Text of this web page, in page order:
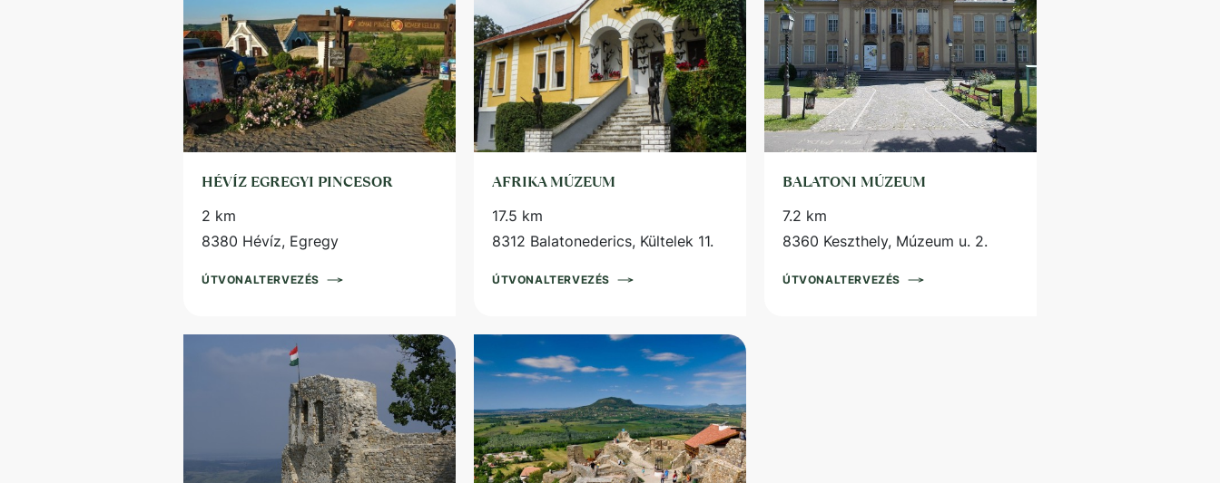
HÉVÍZ EGREGYI PINCESOR
2 km
8380 Hévíz, Egregy
ÚTVONALTERVEZÉS
AFRIKA MÚZEUM
17.5 km
8312 Balatonederics, Kültelek 11.
ÚTVONALTERVEZÉS
BALATONI MÚZEUM
7.2 km
8360 Keszthely, Múzeum u. 2.
ÚTVONALTERVEZÉS